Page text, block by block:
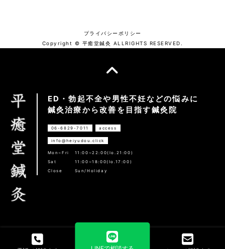
に当院が業務を委託する業者に対して開示する
場合
・法令に基づき開示することが必要である場合
●個人情報の安全対策
当院は、個人情報の正確性及び安全性確保のた
めに、セキュリティに万全の対策を講じていま
●ご本人の照会
お客さまがご本人の個人情報の照会・修正・削
除などをご希望される場合には、ご本人である
●法令、規範の遵守と見直し
当院は、保有する個人情報に関して適用される
プライバシーポリシー
Copyright © 平癒堂鍼灸 ALLRIGHTS RESERVED.
ED・勃起不全や男性不妊などの悩みに
鍼灸治療から改善を目指す鍼灸院
06-6829-7011 access
info@heiyudou.click
Mon~Fri
11:00~22:00(lo.21:00)
Sat
11:00~18:00(lo.17:00)
Close
Sun/Holiday